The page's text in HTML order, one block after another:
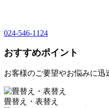
024-546-1124
おすすめポイント
お客様のご要望やお悩みに迅
畳替え・表替え